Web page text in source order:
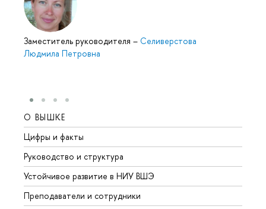
Заместитель руководителя – Селиверстова
Людмила Петровна
О ВЫШКЕ
Цифры и факты
Руководство и структура
Устойчивое развитие в НИУ ВШЭ
Преподаватели и сотрудники